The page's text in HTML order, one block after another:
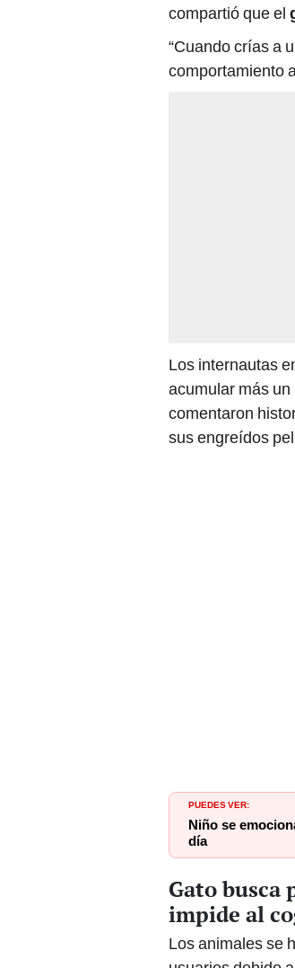
compartió que el
“Cuando crías a
comportamiento
Los internautas
acumular más
comentaron
sus engreídos
PUEDES VER:
Niño se
día
Gato busca
impide al
Los animales se